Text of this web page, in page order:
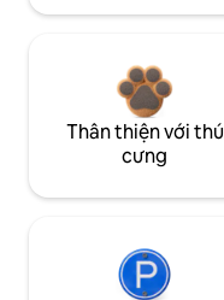
Thân thiện với thú
cưng